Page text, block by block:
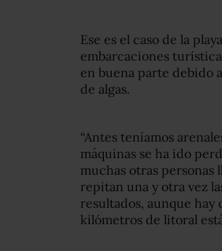
Ese es el caso de la
embarcaciones
en buena parte debido
de algas.
“Antes teníamos
máquinas se ha ido
muchas otras personas
repitan una y otra vez
resultados, aunque hay
kilómetros de litoral